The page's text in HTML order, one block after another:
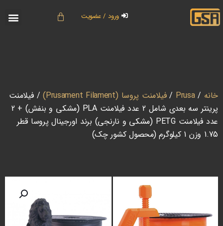
ورود / عضویت
خانه /
Prusa
/فیلامنت پروسا (Prusament Filament)
/ فیلامنت
پرینتر سه بعدی شامل 2 عدد فیلامنت PLA (مشکی و بنفش) + 2
عدد فیلامنت PETG (مشکی و نارنجی) برند اورجینال پروسا قطر
1.75 وزن 1 کیلوگرم (محصول کشور چک)